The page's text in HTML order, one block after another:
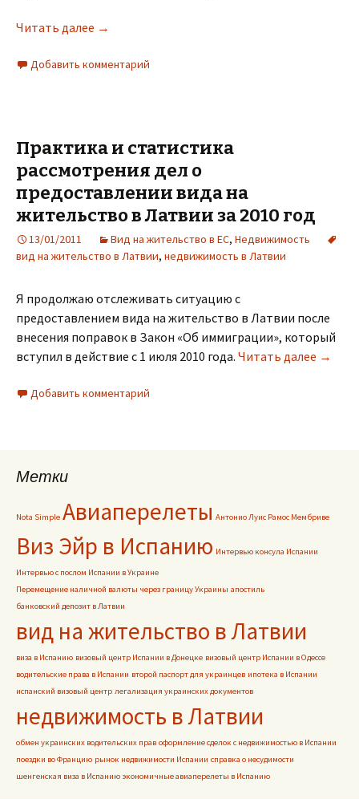
Читать далее Латвия — лидер по росту цены на
→
Добавить комментарий
Практика и статистика
рассмотрения дел о
предоставлении вида на
жительство в Латвии за 2010 год
13/01/2011 Вид на жительство в ЕС, Недвижимость
вид на жительство в Латвии, недвижимость в Латвии
Я продолжаю отслеживать ситуацию с
предоставлением вида на жительство в Латвии после
внесения поправок в Закон «Об иммиграции», который
вступил в действие с 1 июля 2010 года. Читать далее →
Добавить комментарий
Метки
Nota Simple Авиаперелеты Антонио Луис Рамос Мембриве
Виз Эйр в Испанию Интервью консула Испании
Интервью с послом Испании в Украине
Перемещение наличной валюты через границу Украины апостиль
банковский депозит в Латвии
вид на жительство в Латвии
виза в Испанию визовый центр Испании в Донецке визовый центр Испании в Одессе
водительские права в Испании второй паспорт для украинцев ипотека в Испании
испанский визовый центр легализация украинских документов
недвижимость в Латвии
обмен украинских водительских прав оформление сделок с недвижимостью в Испании
поездки во Францию рынок недвижимости Испании справка о несудимости
шенгенская виза в Испанию экономичные авиаперелеты в Испанию